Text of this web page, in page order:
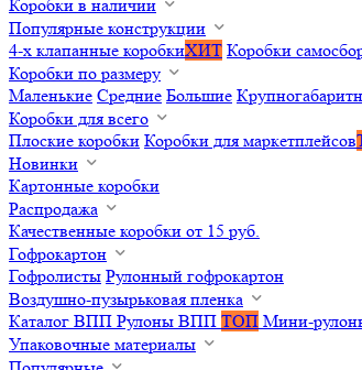
Коробки в наличии
Популярные конструкции
4-х клапанные коробкиХИТ Коробки
Коробки по размеру
Маленькие Средние Большие
Коробки для всего
Плоские коробки Коробки для маркетплейсов
Новинки
Картонные коробки
Распродажа
Качественные коробки от 15 руб.
Гофрокартон
Гофролисты Рулонный гофрокартон
Воздушно-пузырьковая пленка
Каталог ВПП Рулоны ВПП ТОП Мини-
Упаковочные материалы